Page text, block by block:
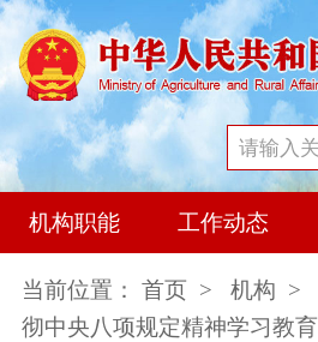
机构职能 工作动态
当前位置： 首页 > 机构 >
彻中央八项规定精神学习教育